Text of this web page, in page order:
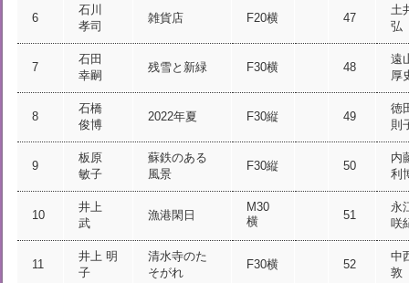
6
石川
孝司
雑貨店 F20横 47
土
弘
7
石田
幸嗣
残雪と新緑 F30横 48
厚
8
石橋
俊博
2022年夏 F30縦 49
則
9
板原
敏子
蘇鉄のある
風景
F30縦 50
利
10
井上
武
漁港閑日
M30
横
51
咲
11
井上 明
子
清水寺のた
そがれ
F30横 52
敦